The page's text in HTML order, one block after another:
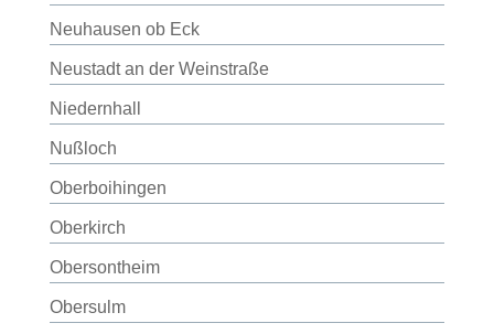
Neuhausen ob Eck
Neustadt an der Weinstraße
Niedernhall
Nußloch
Oberboihingen
Oberkirch
Obersontheim
Obersulm